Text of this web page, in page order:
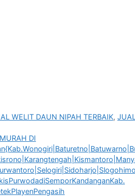
WELIT DAUN NIPAH TERBAIK,
DI